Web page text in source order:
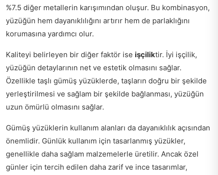
%7.5 diğer metallerin karışımından oluşur. Bu kombinasyon,
yüzüğün hem dayanıklılığını artırır hem de parlaklığını
korumasına yardımcı olur.
Kaliteyi belirleyen bir diğer faktör ise işçiliktir. İyi işçilik,
yüzüğün detaylarının net ve estetik olmasını sağlar.
Özellikle taşlı gümüş yüzüklerde, taşların doğru bir şekilde
yerleştirilmesi ve sağlam bir şekilde bağlanması, yüzüğün
uzun ömürlü olmasını sağlar.
Gümüş yüzüklerin kullanım alanları da dayanıklılık açısından
önemlidir. Günlük kullanım için tasarlanmış yüzükler,
genellikle daha sağlam malzemelerle üretilir. Ancak özel
günler için tercih edilen daha zarif ve ince tasarımlar,